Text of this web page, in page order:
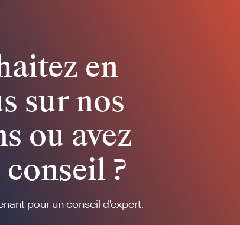
en
sur nos
ou avez
?
pour un conseil d'expert.